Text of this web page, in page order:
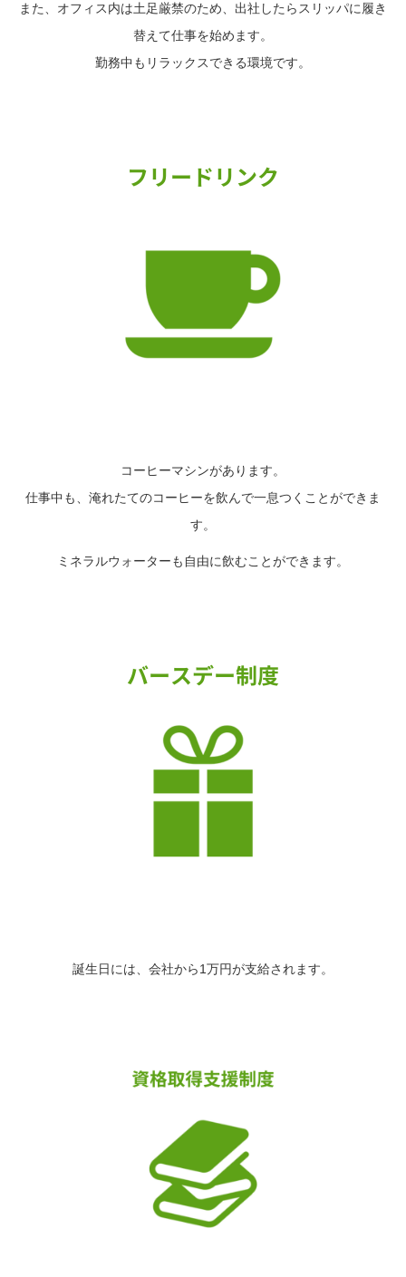
また、オフィス内は土足厳禁のため、出社したらスリッパに履き
替えて仕事を始めます。
勤務中もリラックスできる環境です。
コーヒーマシンがあります。
仕事中も、淹れたてのコーヒーを飲んで一息つくことができま
す。
ミネラルウォーターも自由に飲むことができます。
誕生日には、会社から1万円が支給されます。